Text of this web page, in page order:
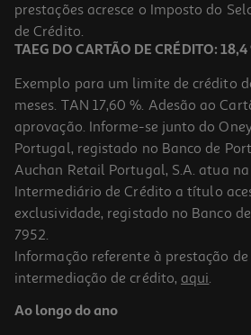
3,49 €
Tofu Shambhala Fresco Natural Biológico
7.56 €/Kg
prestações acresce o Imposto do
de Crédito.
TAEG DO CARTÃO DE CRÉDITO: 18,4
Exemplo para um limite de crédito
meses. TAN 17,60 %. Adesão ao
aprovação. Informe-se junto do
Portugal, registado no Banco de
Auchan Retail Portugal, S.A. atua
Intermediário de Crédito a título
exclusividade, registado no Banco
7952.
Informação referente à prestação de
intermediação de crédito, aqui.
Ao longo do ano